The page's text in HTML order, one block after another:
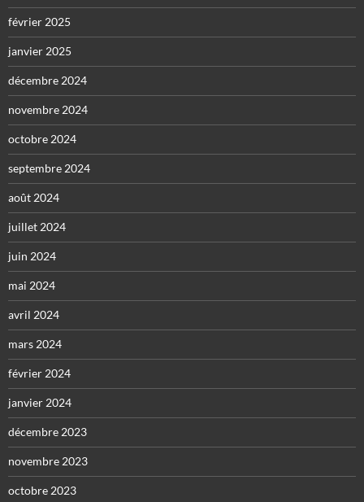
février 2025
janvier 2025
décembre 2024
novembre 2024
octobre 2024
septembre 2024
août 2024
juillet 2024
juin 2024
mai 2024
avril 2024
mars 2024
février 2024
janvier 2024
décembre 2023
novembre 2023
octobre 2023